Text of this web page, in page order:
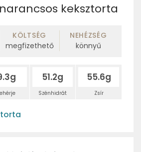
keksztorta
KÖLTSÉG
megfizethető
NEHÉZSÉG
könnyű
51.2g
Szénhidrát
55.6g
Zsír